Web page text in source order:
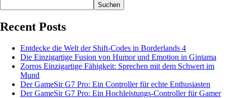
Suchen
Recent Posts
Entdecke die Welt der Shift-Codes in Borderlands 4
Die Einzigartige Fusion von Humor und Emotion in Gintama
Zorros Einzigartige Fähigkeit: Sprechen mit dem Schwert im
Mund
Der GameSir G7 Pro: Ein Controller für echte Enthusiasten
Der GameSir G7 Pro: Ein Hochleistungs-Controller für Gamer